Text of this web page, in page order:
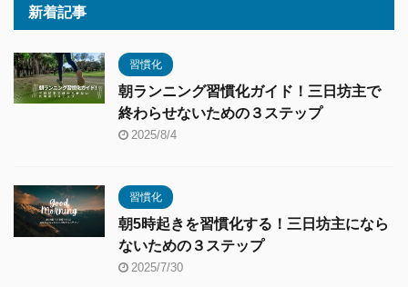
新着記事
習慣化
朝ランニング習慣化ガイド！三日坊主で
終わらせないための３ステップ
2025/8/4
習慣化
朝5時起きを習慣化する！三日坊主になら
ないための３ステップ
2025/7/30